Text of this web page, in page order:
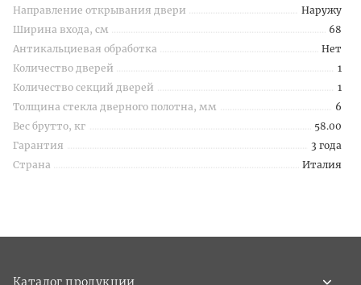
Направление открывания двери
Наружу
Ширина входа, см
68
Антикальциевая обработка
Нет
Количество дверей
1
Количество секций дверей
1
Толщина стекла дверного полотна, мм
6
Вес брутто, кг
58.00
Гарантия
3 года
Страна
Италия
Каталог продукции